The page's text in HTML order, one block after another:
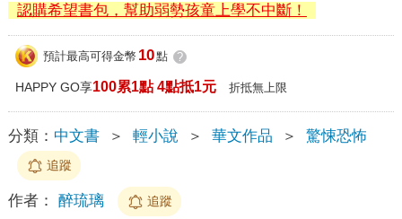
認購希望書包，幫助弱勢孩童上學不中斷！
預計最高可得金幣 10點 ?
HAPPY GO享100累1點 4點抵1元 折抵無上限
分類： 中文書 ＞ 輕小說 ＞ 華文作品 ＞ 驚悚恐怖
追蹤
作者： 醉琉璃 追蹤